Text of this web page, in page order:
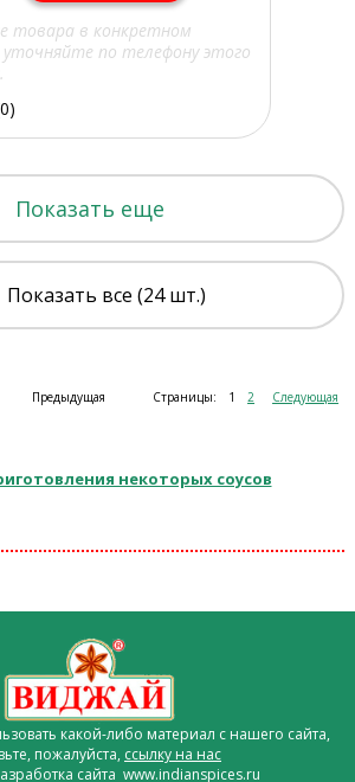
товара в конкретном
уточняйте по телефону этого
Показать еще
Показать все (24 шт.)
Предыдущая Страницы: 1 2 Следующая
некоторых соусов
какой-либо материал с нашего сайта,
пожалуйста, ссылку на нас
сайта www.indianspices.ru